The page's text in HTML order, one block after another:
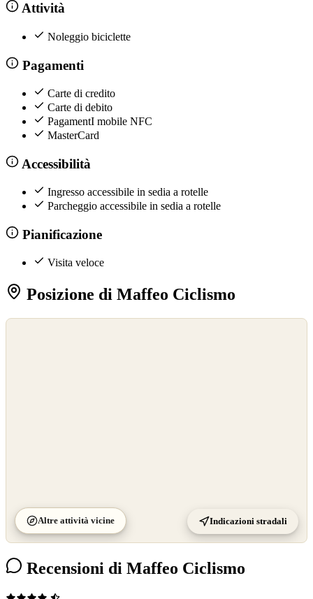
Attività
Noleggio biciclette
Pagamenti
Carte di credito
Carte di debito
PagamentI mobile NFC
MasterCard
Accessibilità
Ingresso accessibile in sedia a rotelle
Parcheggio accessibile in sedia a rotelle
Pianificazione
Visita veloce
Posizione di Maffeo Ciclismo
Altre attività vicine Indicazioni stradali
Recensioni di Maffeo Ciclismo